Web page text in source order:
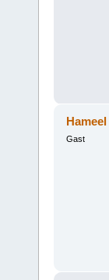
Hameel
Gast